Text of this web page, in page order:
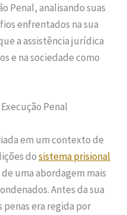
Penal, analisando suas
enfrentados na sua
a assistência jurídica
e na sociedade como
Penal
em um contexto de
dosistema prisional
uma abordagem mais
Antes da sua
penas era regida por